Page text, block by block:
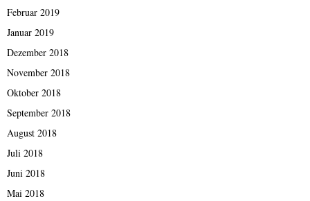
Februar 2019
Januar 2019
Dezember 2018
November 2018
Oktober 2018
September 2018
August 2018
Juli 2018
Juni 2018
Mai 2018